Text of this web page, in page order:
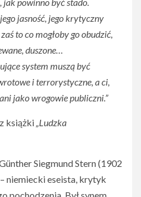
powinno być stado.
jasność, jego krytyczny
to co mogłoby go obudzić,
duszone…
system muszą być
i terrorystyczne, a ci,
jako wrogowie publiczni.”
książki„Ludzka
Siegmund Stern (1902
niemiecki eseista, krytyk